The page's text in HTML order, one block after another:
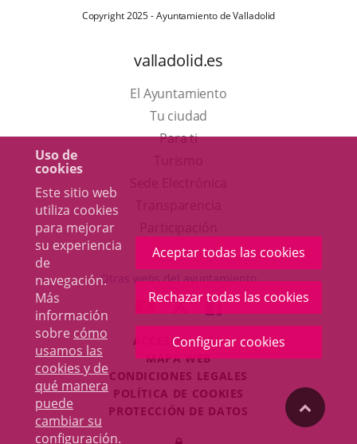
Uso de
cookies
Este sitio web
utiliza cookies
para mejorar
su experiencia
de
navegación.
Más
información
sobre cómo
usamos las
cookies y de
qué manera
puede
cambiar su
configuración.
Aceptar todas las cookies
Rechazar todas las cookies
Configurar cookies
Copyright 2025 - Ayuntamiento de Valladolid
valladolid.es
El Ayuntamiento
Tu ciudad
Para ti
en
una
ventana
nueva.
aplicación
externa.
Otras webs del ayuntamiento
ENLACE
A
UNA
APLICACIÓN
EXTERNA.
ENLACE
A
UNA
APLICACIÓN
EXTERNA.
ENLACE
A
UNA
EXTERNA.
ACCESIBILIDAD
MAPA WEB
CONDICIONES LEGALES
POLÍTICA DE COOKIES
PROTECCIÓN DE DATOS
Iniciar
"Volver